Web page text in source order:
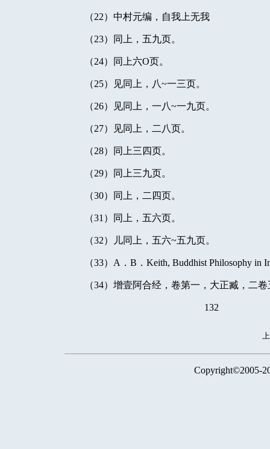
（22）中村元编，自我上无我
（23）同上，五九页。
（24）同上六O页。
（25）见同上，八~一三页。
（26）见同上，一八~一九页。
（27）见同上，二八页。
（28）同上三四页。
（29）同上三九页。
（30）同上，二四页。
（31 ）同上，五六页。
（32）儿同上，五六~五九页。
（33） A ． B ． Keith, Buddhist Philosophy in
（34）增壹阿合经，卷第一，大正臧，二
132
Copyright©2005-